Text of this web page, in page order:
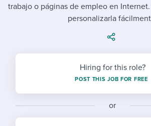
Evaluating
Working together
Maintaining hiring
Developing &
Ensuring
Finding and
Job description
Policy templates
Onboarding
Step-by-step
Free ebooks &
I WANT TO LEARN
Pay & benefits
Career
Modern working
Workable
Explore
Start
trabajo o páginas de empleo en
personalizarla
Hiring for this role?
POST THIS JOB FOR FREE
or